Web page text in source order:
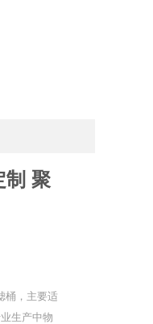
制 聚
桶，主要适
生产中物